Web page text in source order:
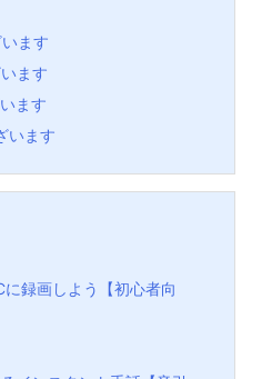
ます
ます
ます
います
に録画しよう【初心者向